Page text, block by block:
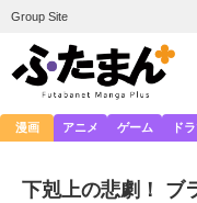
Group Site
漫画 アニメ ゲーム ド
下剋上の悲劇！ ブ